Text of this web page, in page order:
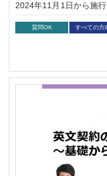
2024年11月1日から施
準備はできていますか
54.5％が法の内容を把
は、法律の全体像から
トを解説。業務委託を
を強化し、信頼関係を
質問OK すべての方